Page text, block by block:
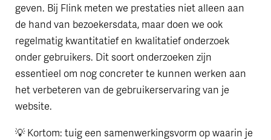
geven. Bij Flink meten we prestaties niet alleen aan
de hand van bezoekersdata, maar doen we ook
regelmatig kwantitatief en kwalitatief onderzoek
onder gebruikers. Dit soort onderzoeken zijn
essentieel om nog concreter te kunnen werken aan
het verbeteren van de gebruikerservaring van je
website.
💡 Kortom: tuig een samenwerkingsvorm op waarin je